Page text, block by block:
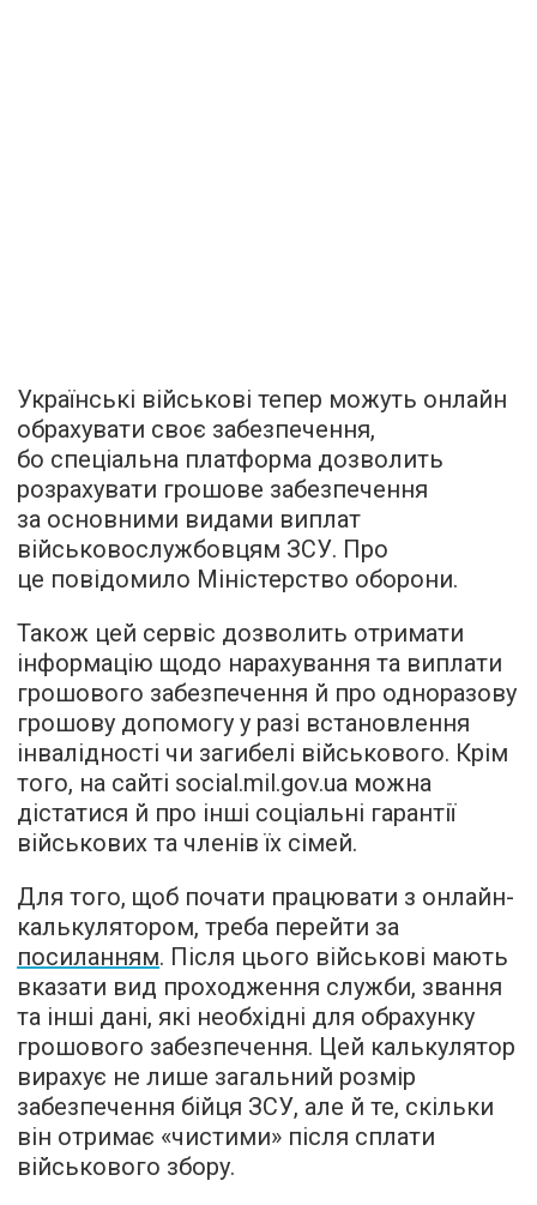
Українські військові тепер можуть онлайн
обрахувати своє забезпечення,
бо спеціальна платформа дозволить
розрахувати грошове забезпечення
за основними видами виплат
військовослужбовцям ЗСУ. Про
це повідомило Міністерство оборони.
Також цей сервіс дозволить отримати
інформацію щодо нарахування та виплати
грошового забезпечення й про одноразову
грошову допомогу у разі встановлення
інвалідності чи загибелі військового. Крім
того, на сайті social.mil.gov.ua можна
дістатися й про інші соціальні гарантії
військових та членів їх сімей.
Для того, щоб почати працювати з онлайн-
калькулятором, треба перейти за
посиланням. Після цього військові мають
вказати вид проходження служби, звання
та інші дані, які необхідні для обрахунку
грошового забезпечення. Цей калькулятор
вирахує не лише загальний розмір
забезпечення бійця ЗСУ, але й те, скільки
він отримає «чистими» після сплати
військового збору.